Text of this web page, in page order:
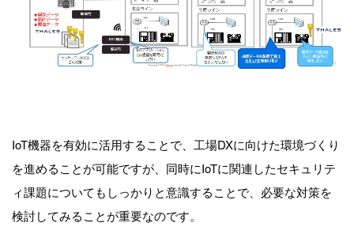
IoT機器を有効に活用することで、工場DXに向けた環境づくり
を進めることが可能ですが、同時にIoTに関連したセキュリテ
ィ課題についてもしっかりと意識することで、必要な対策を
検討してみることが重要なのです。